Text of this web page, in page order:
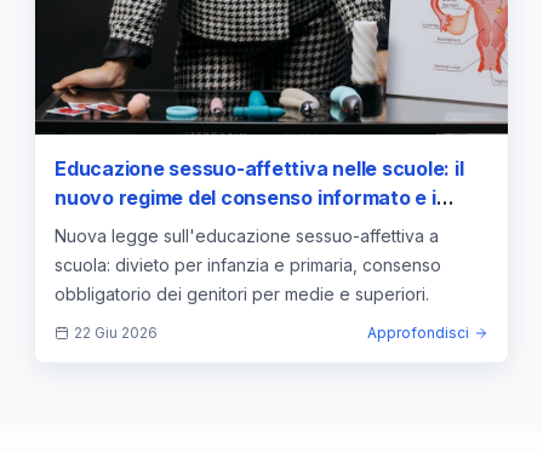
Educazione sessuo-affettiva nelle scuole: il
nuovo regime del consenso informato e i
divieti per l'infanzia
Nuova legge sull'educazione sessuo-affettiva a
scuola: divieto per infanzia e primaria, consenso
obbligatorio dei genitori per medie e superiori.
22 Giu 2026 Approfondisci